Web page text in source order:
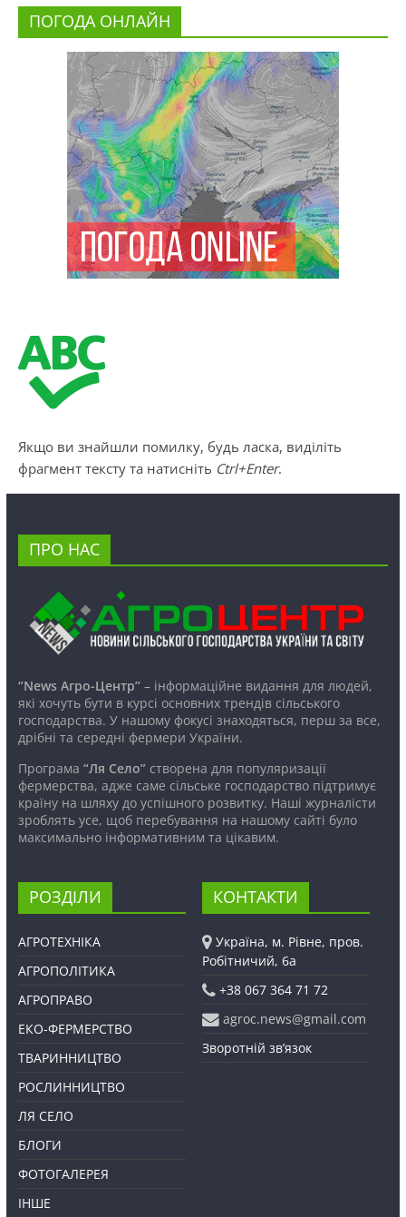
ПОГОДА ОНЛАЙН
Якщо ви знайшли помилку, будь ласка, виділіть
фрагмент тексту та натисніть Ctrl+Enter.
ПРО НАС
“News Агро-Центр”– інформаційне видання для людей,
які хочуть бути в курсі основних трендів сільського
господарства. У нашому фокусі знаходяться, перш за все,
дрібні та середні фермери України.
Програма “Ля Село”створена для популяризації
фермерства, адже саме сільське господарство підтримує
країну на шляху до успішного розвитку. Наші журналісти
зроблять усе, щоб перебування на нашому сайті було
максимально інформативним та цікавим.
РОЗДІЛИ
АГРОТЕХНІКА
АГРОПОЛІТИКА
АГРОПРАВО
ЕКО-ФЕРМЕРСТВО
ТВАРИННИЦТВО
РОСЛИННИЦТВО
ЛЯ СЕЛО
БЛОГИ
ФОТОГАЛЕРЕЯ
ІНШЕ
КОНТАКТИ
Україна, м. Рівне, пров.
Робітничий, 6а
+38 067 364 71 72
agroc.news@gmail.com
Зворотній зв’язок